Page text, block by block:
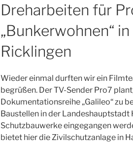
Dreharbeiten für
„Bunkerwohnen“
Ricklingen
Wieder einmal durften wir ein
begrüßen. Der TV-Sender Pro7
Dokumentationsreihe „Galileo“ zu
Baustellen in der Landeshauptstadt
Schutzbauwerke eingegangen
bietet hier die Zivilschutzanlage in